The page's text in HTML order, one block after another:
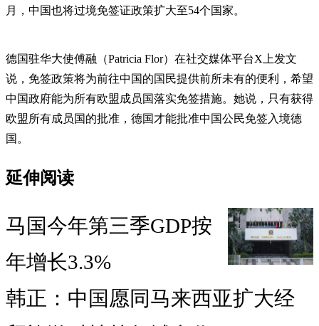
月，中国也将过境免签证政策扩大至54个国家。
德国驻华大使傅融（Patricia Flor）在社交媒体平台X上发文
说，免签政策将为前往中国的国民提供前所未有的便利，希望
中国政府能为所有欧盟成员国落实免签措施。她说，只有获得
欧盟所有成员国的批准，德国才能批准中国公民免签入境德
国。
延伸阅读
马国今年第三季GDP按
年增长3.3%
韩正：中国愿同马来西亚扩大经